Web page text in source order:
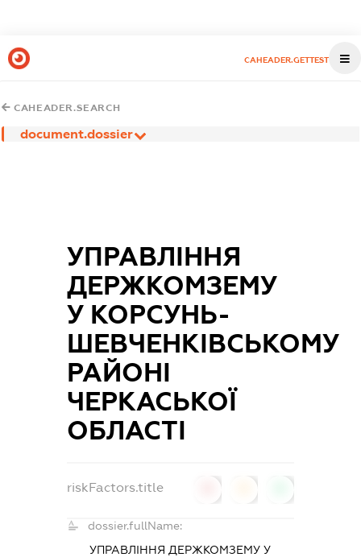
CAHEADER.GETTEST
CAHEADER.SEARCH
document.dossier
УПРАВЛІННЯ
ДЕРЖКОМЗЕМУ
У КОРСУНЬ-
ШЕВЧЕНКІВСЬКОМУ
РАЙОНІ
ЧЕРКАСЬКОЇ
ОБЛАСТІ
riskFactors.title
dossier.fullName:
УПРАВЛІННЯ ДЕРЖКОМЗЕМУ У